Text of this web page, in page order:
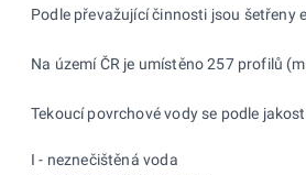
Podle převažující činnosti jsou šetřeny
Na území ČR je umístěno 257 profilů
Tekoucí povrchové vody se podle
I - neznečištěná voda